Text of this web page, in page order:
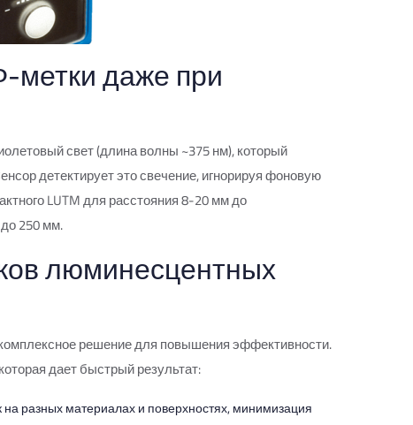
метки даже при
свет (длина волны ~375 нм), который
детектирует это свечение, игнорируя фоновую
LUTM для расстояния 8-20 мм до
250 мм.
люминесцентных
решение для повышения эффективности.
дает быстрый результат:
разных материалах и поверхностях, минимизация